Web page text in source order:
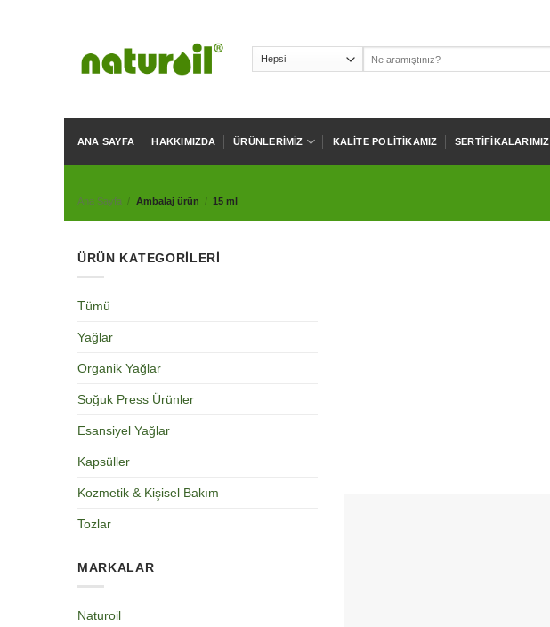
ANA SAYFA HAKKIMIZDA ÜRÜNLERIMIZ KALITE POLITIKAMIZ SERTIFIKALARIMIZ
Ana Sayfa / Ambalaj ürün / 15 ml
ÜRÜN KATEGORILERI
Tümü
Yağlar
Organik Yağlar
Soğuk Press Ürünler
Esansiyel Yağlar
Kapsüller
Kozmetik & Kişisel Bakım
Tozlar
MARKALAR
Naturoil